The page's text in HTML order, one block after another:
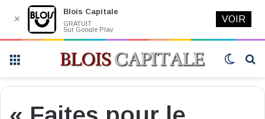
Switch
✕
Blois Capitale
GRATUIT
Sur Google Play
VOIR